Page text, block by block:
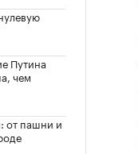
Путина
чем
от пашни и